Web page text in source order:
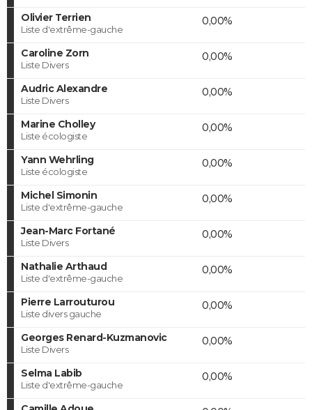
Olivier Terrien
Liste d'extrême-gauche
0,00%
Caroline Zorn
Liste Divers
0,00%
Audric Alexandre
Liste Divers
0,00%
Marine Cholley
Liste écologiste
0,00%
Yann Wehrling
Liste écologiste
0,00%
Michel Simonin
Liste d'extrême-gauche
0,00%
Jean-Marc Fortané
Liste Divers
0,00%
Nathalie Arthaud
Liste d'extrême-gauche
0,00%
Pierre Larrouturou
Liste divers gauche
0,00%
Georges Renard-Kuzmanovic
Liste Divers
0,00%
Selma Labib
Liste d'extrême-gauche
0,00%